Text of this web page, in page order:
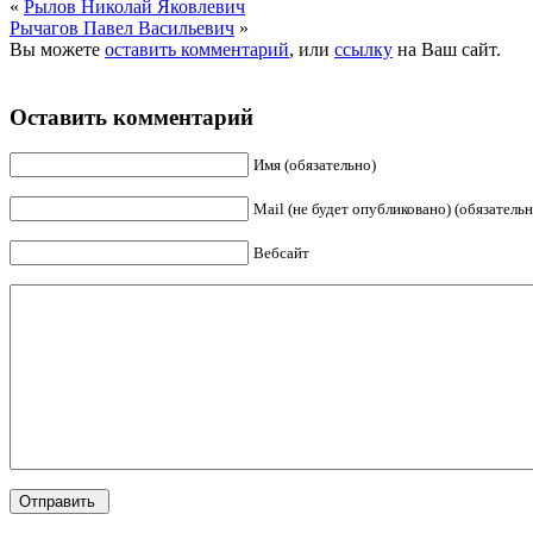
« Рылов Николай Яковлевич
Рычагов Павел Васильевич »
Вы можете оставить комментарий, или ссылку на Ваш сайт.
Оставить комментарий
Имя (обязательно)
Mail (не будет опубликовано)
Вебсайт